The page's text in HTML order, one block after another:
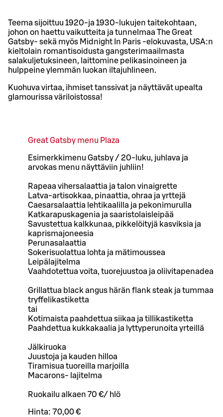
Teema sijoittuu 1920-ja 1930-lukujen taitekohtaan,
johon on haettu vaikutteita ja tunnelmaa The Great
Gatsby- sekä myös Midnight In Paris -elokuvasta, USA:n
kieltolain romantisoidusta gangsterimaailmasta
salakuljetuksineen, laittomine pelikasinoineen ja
hulppeine ylemmän luokan iltajuhlineen.
Kuohuva virtaa, ihmiset tanssivat ja näyttävät upealta
glamourissa väriloistossa!
Great Gatsby menu Plaza
Esimerkkimenu Gatsby / 20-luku, juhlava ja
arvokas menu näyttäviin juhliin!
Rapeaa vihersalaattia ja talon vinaigrette
Latva-artisokkaa, pinaattia, ohraa ja yrttejä
Caesarsalaattia lehtikaalilla ja pekonimurulla
Katkarapuskagenia ja saaristolaisleipää
Savustettua kalkkunaa, pikkelöityjä kasviksia ja
kaprismajoneesia
Perunasalaattia
Sokerisuolattua lohta ja mätimoussea
Leipälajitelma
Vaahdotettua voita, tuorejuustoa ja oliivitapenadea
Grillattua black angus härän flank steak ja tummaa
tryffelikastiketta
tai
Kotimaista paahdettua siikaa ja tillikastiketta
Paahdettua kukkakaalia ja lyttyperunoita yrteillä
Jälkiruoka
Juustoja ja kauden hilloa
Tiramisua tuoreilla marjoilla
Macarons- lajitelma
Ruokailu alkaen 70 €/ hlö
Hinta: 70,00 €